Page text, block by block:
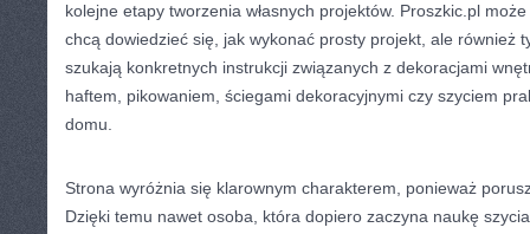
kolejne etapy tworzenia własnych projektów. Proszkic.pl
chcą dowiedzieć się, jak wykonać prosty projekt, ale również
szukają konkretnych instrukcji związanych z dekoracjami
haftem, pikowaniem, ściegami dekoracyjnymi czy szyciem
domu.
Strona wyróżnia się klarownym charakterem, ponieważ
Dzięki temu nawet osoba, która dopiero zaczyna naukę